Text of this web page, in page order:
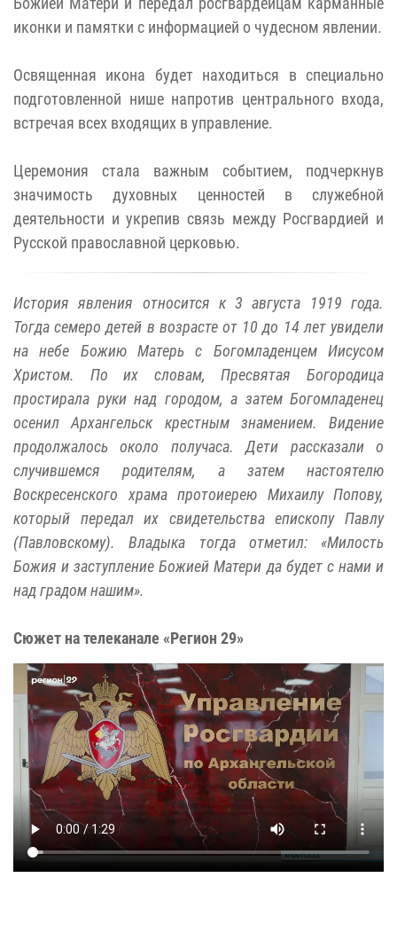
иконки и памятки с информацией о чудесном явлении.
Освященная икона будет находиться в специально
подготовленной нише напротив центрального входа,
встречая всех входящих в управление.
Церемония стала важным событием, подчеркнув
значимость духовных ценностей в служебной
деятельности и укрепив связь между Росгвардией и
Русской православной церковью.
История явления относится к 3 августа 1919 года.
Тогда семеро детей в возрасте от 10 до 14 лет увидели
на небе Божию Матерь с Богомладенцем Иисусом
Христом. По их словам, Пресвятая Богородица
простирала руки над городом, а затем Богомладенец
осенил Архангельск крестным знамением. Видение
продолжалось около получаса. Дети рассказали о
случившемся родителям, а затем настоятелю
Воскресенского храма протоиерею Михаилу Попову,
который передал их свидетельства епископу Павлу
(Павловскому). Владыка тогда отметил: «Милость
Божия и заступление Божией Матери да будет с нами и
над градом нашим».
Сюжет на телеканале «Регион 29»